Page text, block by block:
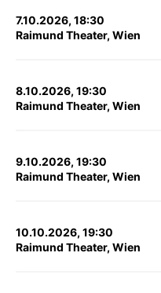
7.10.2026, 18:30
Raimund Theater, Wien
8.10.2026, 19:30
Raimund Theater, Wien
9.10.2026, 19:30
Raimund Theater, Wien
10.10.2026, 19:30
Raimund Theater, Wien